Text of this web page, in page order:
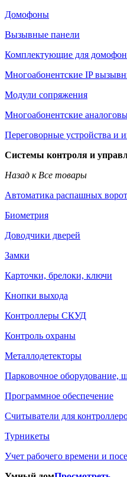
Домофоны
Вызывные панели
Комплектующие для
Многоабонентские IP
Модули сопряжения
Многоабонентские
Переговорные устройства и
Системы контроля и
Назад к Все товары
Автоматика распашных ворот
Биометрия
Доводчики дверей
Замки
Карточки, брелоки, ключи
Кнопки выхода
Контроллеры СКУД
Контроль охраны
Металлодетекторы
Парковочное оборудование,
Программное обеспечение
Считыватели для
Турникеты
Учет рабочего времени и